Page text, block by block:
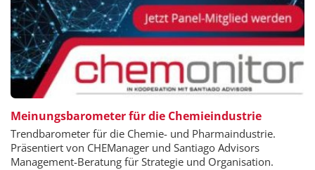
Meinungsbarometer für die Chemieindustrie
Trendbarometer für die Chemie- und Pharmaindustrie.
Präsentiert von CHEManager und Santiago Advisors
Management-Beratung für Strategie und Organisation.